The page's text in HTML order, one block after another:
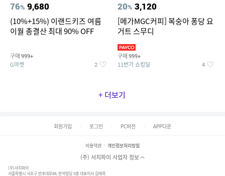
76% 9,680
(10%+15%) 이랜드키즈 여름
이월 총결산 최대 90% OFF
구매 999+
G마켓 2
20% 3,120
[메가MGC커피] 복숭아 퐁당 요
거트 스무디
구매 999+
11번가 쇼킹딜 4
+ 더보기
회원가입 로그인 PC버전 APP다운
이용약관 개인정보처리방침
(주) 서치파이 사업자 정보
(주)서치파이
서울특별시 서초구 반포대로88, 반석빌딩 5층 대표이사 김태묵